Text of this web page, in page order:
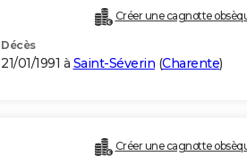
Créer une cagnotte
Décès
21/01/1991 à Saint-Séverin (Charente)
Créer une cagnotte